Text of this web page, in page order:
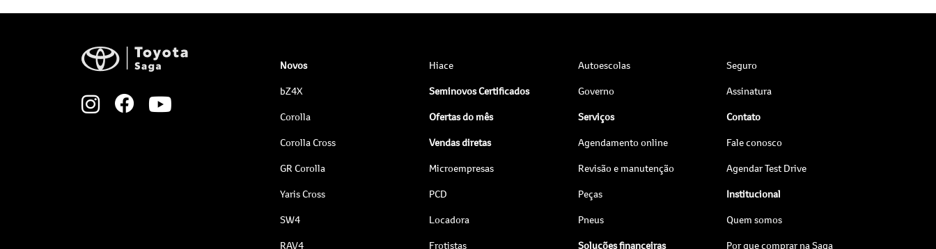
Novos
bZ4X
Corolla
Corolla Cross
GR Corolla
Yaris Cross
SW4
RAV4
Hiace
Seminovos Certificados
Ofertas do mês
Vendas diretas
Microempresas
PCD
Locadora
Frotistas
Autoescolas
Governo
Serviços
Agendamento online
Revisão e manutenção
Peças
Pneus
Soluções financeiras
Seguro
Assinatura
Contato
Fale conosco
Agendar Test Drive
Institucional
Quem somos
Por que comprar na Saga